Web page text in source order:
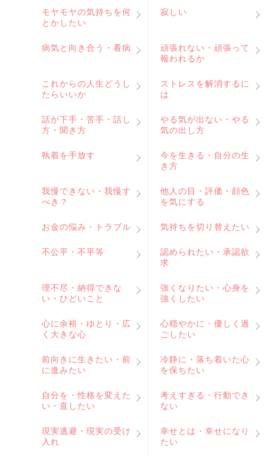
モヤモヤの気持ちを何
とかしたい
寂しい
病気と向き合う・看病
頑張れない・頑張って
報われるか
これからの人生どうし
たらいいか
ストレスを解消するに
は
話が下手・苦手・話し
方・聞き方
やる気が出ない・やる
気の出し方
執着を手放す
今を生きる・自分の生
き方
我慢できない・我慢す
べき？
他人の目・評価・顔色
を気にする
お金の悩み・トラブル 気持ちを切り替えたい
不公平・不平等
認められたい・承認欲
求
理不尽・納得できな
い・ひどいこと
強くなりたい・心身を
強くしたい
心に余裕・ゆとり・広
く大きな心
心穏やかに・優しく過
ごしたい
前向きに生きたい・前
に進みたい
冷静に・落ち着いた心
を保ちたい
自分を・性格を変えた
い・直したい
考えすぎる・行動でき
ない
現実逃避・現実の受け
入れ
幸せとは・幸せになり
たい